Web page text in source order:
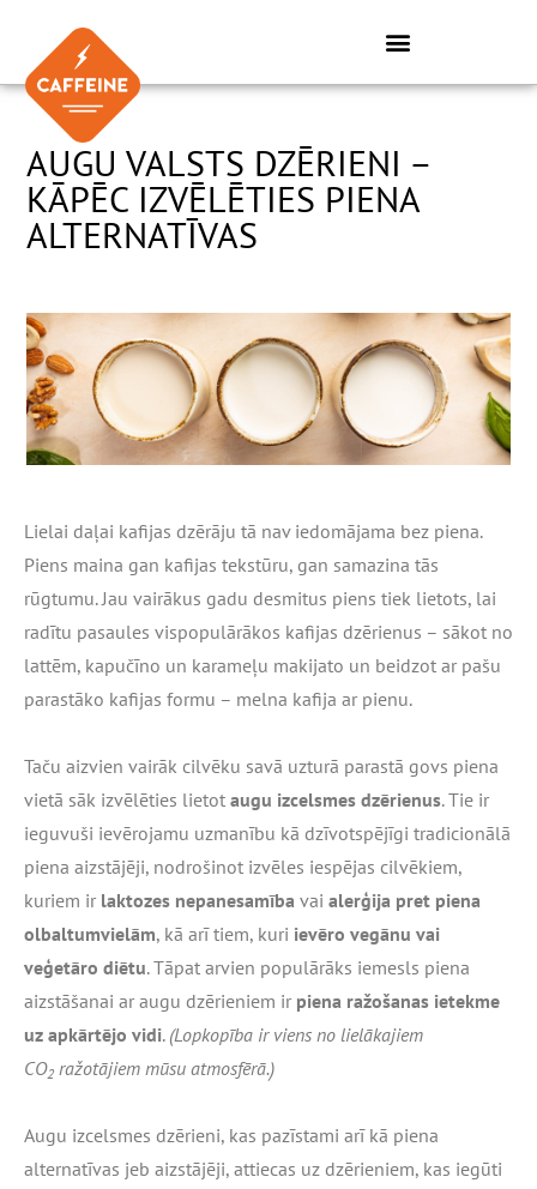
content
AUGU VALSTS DZĒRIENI –
KĀPĒC IZVĒLĒTIES PIENA
ALTERNATĪVAS
Lielai daļai kafijas dzērāju tā nav iedomājama bez piena.
Piens maina gan kafijas tekstūru, gan samazina tās
rūgtumu. Jau vairākus gadu desmitus piens tiek lietots, lai
radītu pasaules vispopulārākos kafijas dzērienus – sākot no
lattēm, kapučīno un karameļu makijato un beidzot ar pašu
parastāko kafijas formu – melna kafija ar pienu.
Taču aizvien vairāk cilvēku savā uzturā parastā govs piena
vietā sāk izvēlēties lietot augu izcelsmes dzērienus. Tie ir
ieguvuši ievērojamu uzmanību kā dzīvotspējīgi tradicionālā
piena aizstājēji, nodrošinot izvēles iespējas cilvēkiem,
kuriem ir laktozes nepanesamība vai alerģija pret piena
olbaltumvielām, kā arī tiem, kuri ievēro vegānu vai
veģetāro diētu. Tāpat arvien populārāks iemesls piena
aizstāšanai ar augu dzērieniem ir piena ražošanas ietekme
uz apkārtējo vidi. (Lopkopība ir viens no lielākajiem
CO2 ražotājiem mūsu atmosfērā.)
Augu izcelsmes dzērieni, kas pazīstami arī kā piena
alternatīvas jeb aizstājēji, attiecas uz dzērieniem, kas iegūti